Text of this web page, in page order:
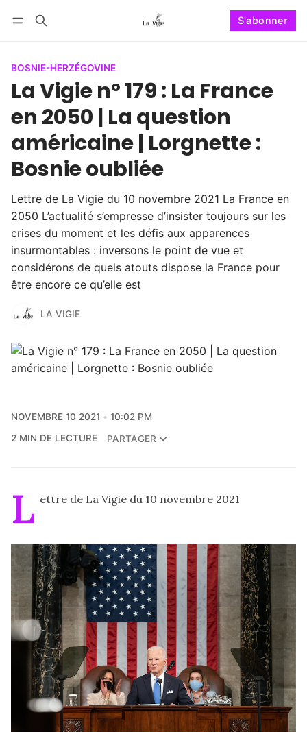
S'abonner
BOSNIE-HERZÉGOVINE
La Vigie n° 179 : La France
en 2050 | La question
américaine | Lorgnette :
Bosnie oubliée
Lettre de La Vigie du 10 novembre 2021 La France en
2050 L’actualité s’empresse d’insister toujours sur les
crises du moment et les défis aux apparences
insurmontables : inversons le point de vue et
considérons de quels atouts dispose la France pour
être encore ce qu’elle est
LA VIGIE
NOVEMBRE 10 2021
10:02 PM
2 MIN DE LECTURE
PARTAGER
L ettre de La Vigie du 10 novembre 2021